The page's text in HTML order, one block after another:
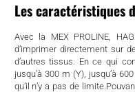
Les caractéristiques
Avec la MEX PROLINE,
d’imprimer directement sur
d’autres tissus. En ce qui
jusqu’à 300 m (Y), jusqu’à
qu’il n’y a pas de